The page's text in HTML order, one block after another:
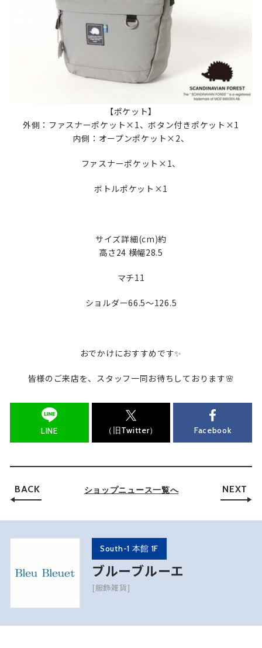
【ポケット】
外側：ファスナーポケット×1、ボタン付きポケット×1
内側：オープンポケット×2、
ファスナーポケット×1、
ボトルポケット×1
サイズ詳細(cm)約
高さ24 横幅28.5
マチ11
ショルダー66.5～126.5
おでかけにおすすめです✨
皆様のご来店を、スタッフ一同お待ちしております🌸
LINE （旧Twitter） Facebook
BACK ショップニュース一覧へ NEXT
South-1 本館 1F
ブルーブルーエ
[服飾雑貨]